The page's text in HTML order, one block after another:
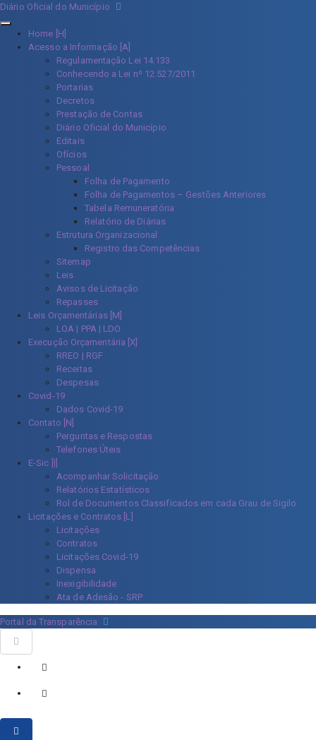
Diário Oficial do Município
Home [H]
Acesso a Informação [A]
Regulamentação Lei 14.133
Conhecendo a Lei nº 12.527/2011
Portarias
Decretos
Prestação de Contas
Diário Oficial do Município
Editais
Ofícios
Pessoal
Folha de Pagamento
Folha de Pagamentos – Gestões Anteriores
Tabela Remuneratória
Relatório de Diárias
Estrutura Organizacional
Registro das Competências
Sitemap
Leis
Avisos de Licitação
Repasses
Leis Orçamentárias [M]
LOA | PPA | LDO
Execução Orçamentária [X]
RREO | RGF
Receitas
Despesas
Covid-19
Dados Covid-19
Contato [N]
Perguntas e Respostas
Telefones Úteis
E-Sic [I]
Acompanhar Solicitação
Relatórios Estatísticos
Rol de Documentos Classificados em cada Grau de Sigilo
Licitações e Contratos [L]
Licitações
Contratos
Licitações Covid-19
Dispensa
Inexigibilidade
Ata de Adesão - SRP
Portal da Transparência